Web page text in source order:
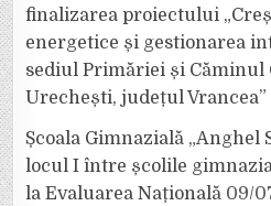
finalizarea proiectului
energetice și gestionarea
sediul Primăriei și Căminul
Urechești, județul Vrancea”
Școala Gimnazială „Anghel
locul I între școlile
la Evaluarea Națională 09/